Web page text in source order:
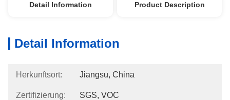
Detail Information Product Description
Detail Information
Herkunftsort: Jiangsu, China
Zertifizierung: SGS, VOC